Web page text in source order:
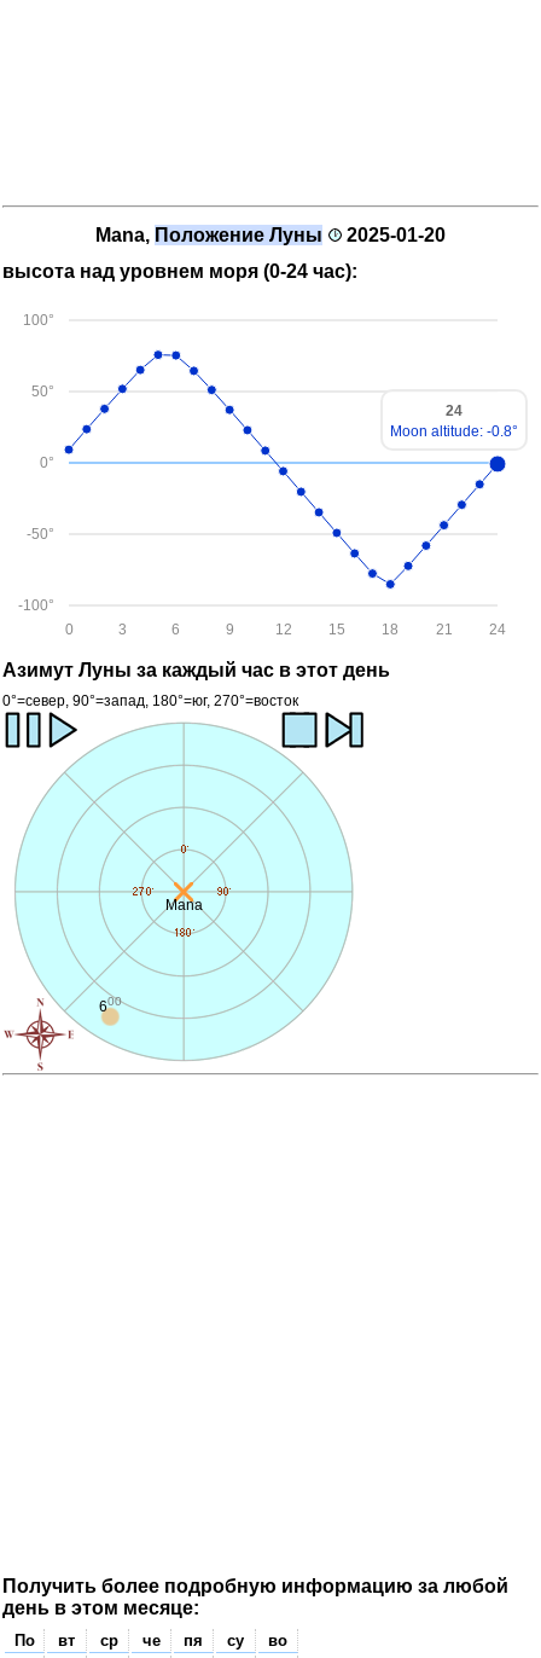
Mana, Положение Луны
2025-01-20
высота над уровнем моря (0-24 час):
-100°
-50°
0°
50°
100°
24
21
18
15
12
9
6
3
0
24
Moon altitude: -0.8°
Азимут Луны за каждый час в этот день
0°=север, 90°=запад, 180°=юг, 270°=восток
Mana
600
Получить более подробную информацию за любой
день в этом месяце:
По вт ср че пя су
во